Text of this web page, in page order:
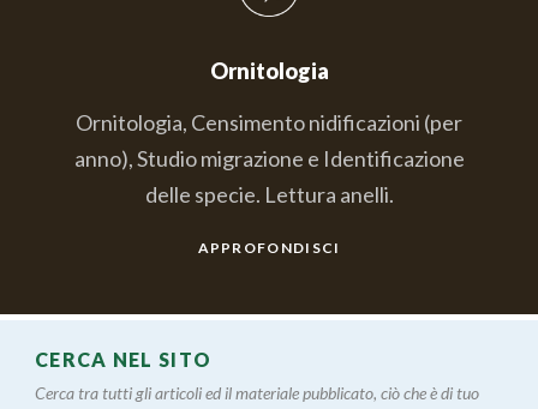
Ornitologia
Ornitologia, Censimento nidificazioni (per
anno), Studio migrazione e Identificazione
delle specie. Lettura anelli.
APPROFONDISCI
CERCA NEL SITO
Cerca tra tutti gli articoli ed il materiale pubblicato, ciò che è di tuo